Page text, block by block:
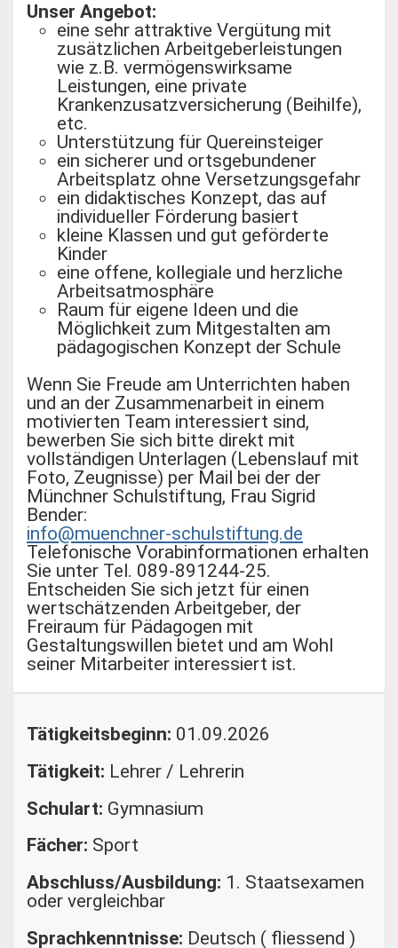
Unser Angebot:
eine sehr attraktive Vergütung mit
zusätzlichen Arbeitgeberleistungen
wie z.B. vermögenswirksame
Leistungen, eine private
Krankenzusatzversicherung (Beihilfe),
etc.
Unterstützung für Quereinsteiger
ein sicherer und ortsgebundener
Arbeitsplatz ohne Versetzungsgefahr
ein didaktisches Konzept, das auf
individueller Förderung basiert
kleine Klassen und gut geförderte
Kinder
eine offene, kollegiale und herzliche
Arbeitsatmosphäre
Raum für eigene Ideen und die
Möglichkeit zum Mitgestalten am
pädagogischen Konzept der Schule
Wenn Sie Freude am Unterrichten haben
und an der Zusammenarbeit in einem
motivierten Team interessiert sind,
bewerben Sie sich bitte direkt mit
vollständigen Unterlagen (Lebenslauf mit
Foto, Zeugnisse) per Mail bei der der
Münchner Schulstiftung, Frau Sigrid
Bender:
info@muenchner-schulstiftung.de
Telefonische Vorabinformationen erhalten
Sie unter Tel. 089-891244-25.
Entscheiden Sie sich jetzt für einen
wertschätzenden Arbeitgeber, der
Freiraum für Pädagogen mit
Gestaltungswillen bietet und am Wohl
seiner Mitarbeiter interessiert ist.
Tätigkeitsbeginn: 01.09.2026
Tätigkeit: Lehrer / Lehrerin
Schulart: Gymnasium
Fächer: Sport
Abschluss/Ausbildung: 1. Staatsexamen
oder vergleichbar
Sprachkenntnisse: Deutsch ( fliessend )